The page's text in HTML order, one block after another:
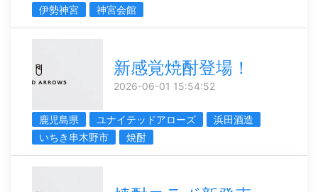
伊勢神宮
神宮会館
新感覚焼酎登場！
2026-06-01 15:54:52
鹿児島県 ユナイテッドアローズ
浜田酒造
いちき串木野市
焼酎